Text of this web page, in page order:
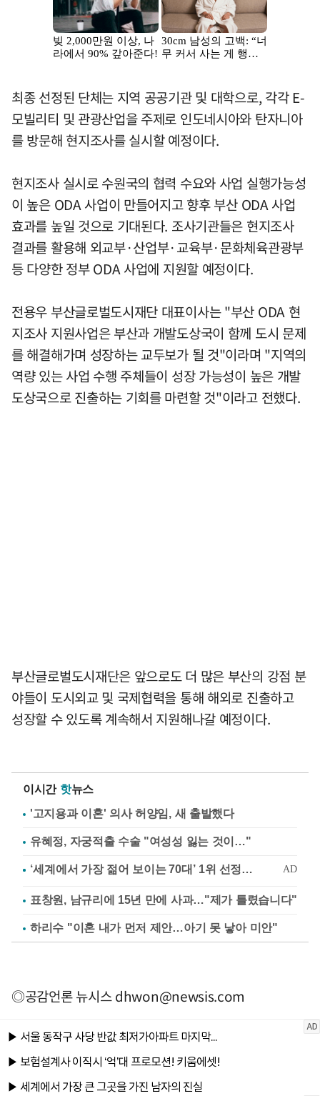
최종 선정된 단체는 지역 공공기관 및 대학으로, 각각 E-
모빌리티 및 관광산업을 주제로 인도네시아와 탄자니아
를 방문해 현지조사를 실시할 예정이다.
현지조사 실시로 수원국의 협력 수요와 사업 실행가능성
이 높은 ODA 사업이 만들어지고 향후 부산 ODA 사업
효과를 높일 것으로 기대된다. 조사기관들은 현지조사
결과를 활용해 외교부·산업부·교육부·문화체육관광부
등 다양한 정부 ODA 사업에 지원할 예정이다.
전용우 부산글로벌도시재단 대표이사는 "부산 ODA 현
지조사 지원사업은 부산과 개발도상국이 함께 도시 문제
를 해결해가며 성장하는 교두보가 될 것"이라며 "지역의
역량 있는 사업 수행 주체들이 성장 가능성이 높은 개발
도상국으로 진출하는 기회를 마련할 것"이라고 전했다.
부산글로벌도시재단은 앞으로도 더 많은 부산의 강점 분
야들이 도시외교 및 국제협력을 통해 해외로 진출하고
성장할 수 있도록 계속해서 지원해나갈 예정이다.
이시간 핫뉴스
'고지용과 이혼' 의사 허양임, 새 출발했다
유혜정, 자궁적출 수술 "여성성 잃는 것이…"
표창원, 남규리에 15년 만에 사과…"제가 틀렸습니다"
하리수 "이혼 내가 먼저 제안…아기 못 낳아 미안"
◎공감언론 뉴시스dhwon@newsis.com